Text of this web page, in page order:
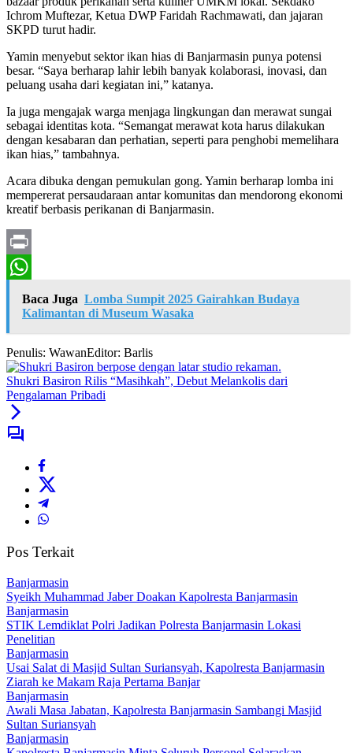
Ichrom Muftezar, Ketua DWP Faridah Rachmawati, dan jajaran
SKPD turut hadir.
Yamin menyebut sektor ikan hias di Banjarmasin punya potensi
besar. “Saya berharap lahir lebih banyak kolaborasi, inovasi, dan
peluang usaha dari kegiatan ini,” katanya.
Ia juga mengajak warga menjaga lingkungan dan merawat sungai
sebagai identitas kota. “Semangat merawat kota harus dilakukan
dengan kesabaran dan perhatian, seperti para penghobi memelihara
ikan hias,” tambahnya.
Acara dibuka dengan pemukulan gong. Yamin berharap lomba ini
mempererat persaudaraan antar komunitas dan mendorong ekonomi
kreatif berbasis perikanan di Banjarmasin.
Print
WhatsApp
Baca Juga Lomba Sumpit 2025 Gairahkan Budaya
Kalimantan di Museum Wasaka
Penulis: WawanEditor: Barlis
Shukri Basiron Rilis “Masihkah”, Debut Melankolis dari
Pengalaman Pribadi
Pos Terkait
Banjarmasin
Syeikh Muhammad Jaber Doakan Kapolresta Banjarmasin
Banjarmasin
STIK Lemdiklat Polri Jadikan Polresta Banjarmasin Lokasi
Penelitian
Banjarmasin
Usai Salat di Masjid Sultan Suriansyah, Kapolresta Banjarmasin
Ziarah ke Makam Raja Pertama Banjar
Banjarmasin
Awali Masa Jabatan, Kapolresta Banjarmasin Sambangi Masjid
Sultan Suriansyah
Banjarmasin